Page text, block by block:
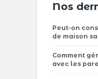
Nos
Peut-on
de maison
Comment
avec les